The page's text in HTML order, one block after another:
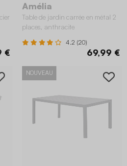
€
Amélia
Table de jardin carrée en métal 2
places, anthracite
4.2 (20)
69,99 €
NOUVEAU